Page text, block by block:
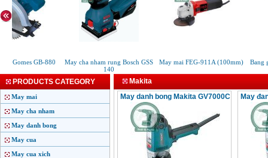
Gomes GB-880
May cha nham rung Bosch GSS
140
May mai FEG-911A (100mm) Bang
PRODUCTS CATEGORY
May mai
May cha nham
May danh bong
May cua
May cua xich
Makita
May danh bong Makita GV7000C
May